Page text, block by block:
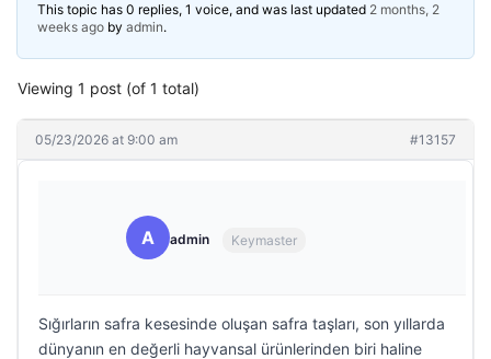
This topic has 0 replies, 1 voice, and was last updated 2 months, 2
weeks ago by admin.
Viewing 1 post (of 1 total)
05/23/2026 at 9:00 am #13157
A admin Keymaster
Sığırların safra kesesinde oluşan safra taşları, son yıllarda
dünyanın en değerli hayvansal ürünlerinden biri haline